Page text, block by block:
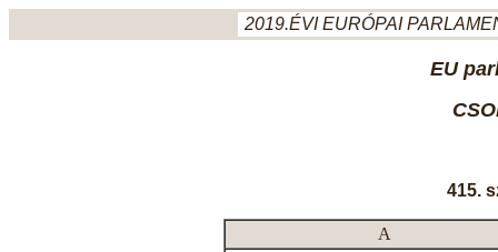
2019.ÉVI EURÓPAI
EU
415.
A